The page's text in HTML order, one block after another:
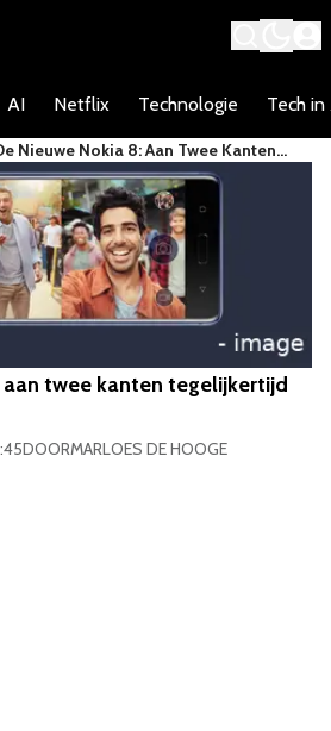
AI Netflix Technologie Tech in
Nieuwe Nokia 8: Aan Twee Kanten
Foto's Maken
aan twee kanten tegelijkertijd
DOORMARLOES DE HOOGE